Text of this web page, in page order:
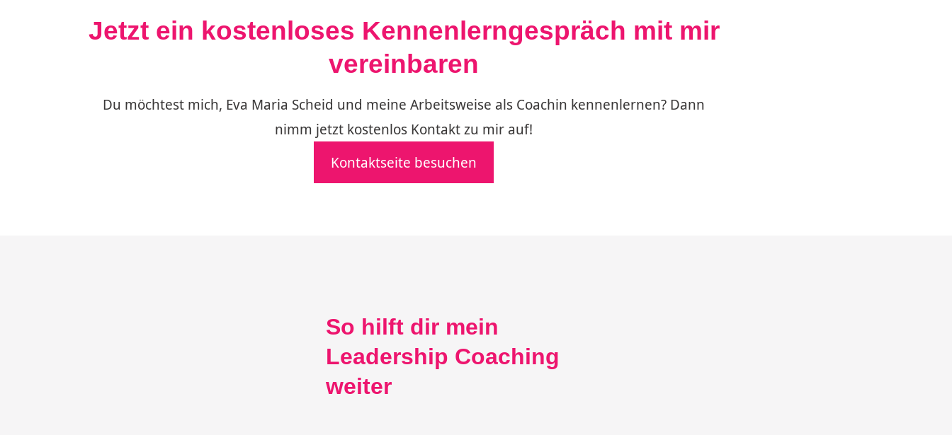
Jetzt ein kostenloses Kennenlerngespräch mit mir
vereinbaren
Du möchtest mich, Eva Maria Scheid und meine Arbeitsweise als Coachin kennenlernen? Dann
nimm jetzt kostenlos Kontakt zu mir auf!
Kontaktseite besuchen
So hilft dir mein
Leadership Coaching
weiter